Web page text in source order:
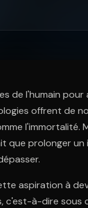
de l'humain pour
offrent de
l'immortalité.
que prolonger
aspiration à
c'est-à-dire sous